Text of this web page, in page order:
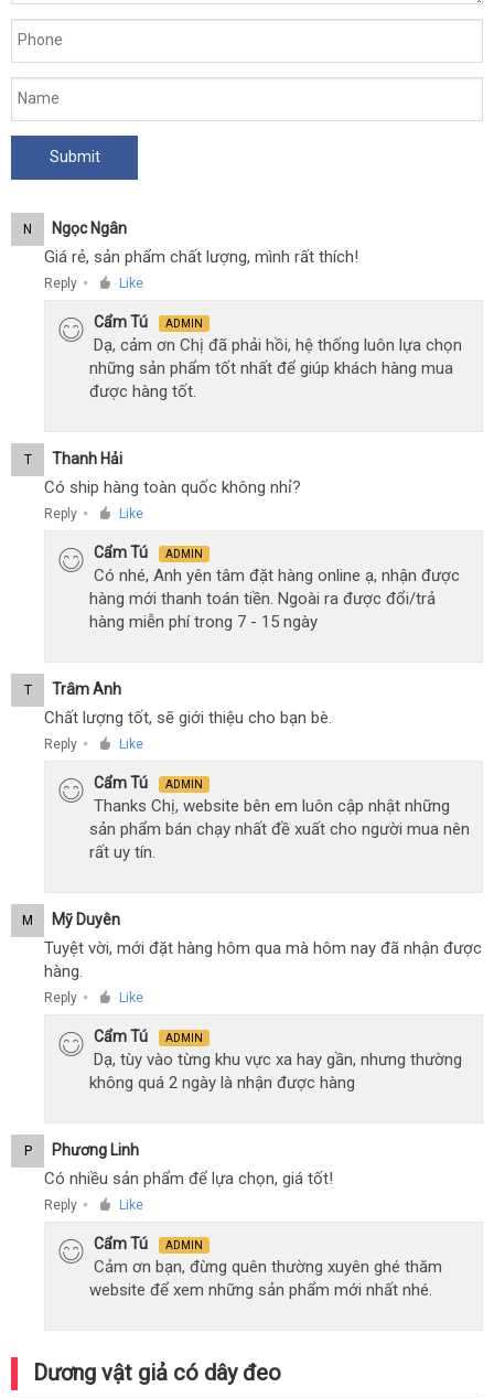
N Ngọc Ngân
Giá rẻ, sản phẩm chất lượng, mình rất thích!
Reply ● Like
Cẩm Tú ADMIN
Dạ, cảm ơn Chị đã phải hồi, hệ thống luôn lựa chọn
những sản phẩm tốt nhất để giúp khách hàng mua
được hàng tốt.
T Thanh Hải
Có ship hàng toàn quốc không nhỉ?
Reply ● Like
Cẩm Tú ADMIN
Có nhé, Anh yên tâm đặt hàng online ạ, nhận được
hàng mới thanh toán tiền. Ngoài ra được đổi/trả
hàng miễn phí trong 7 - 15 ngày
T Trâm Anh
Chất lượng tốt, sẽ giới thiệu cho bạn bè.
Reply ● Like
Cẩm Tú ADMIN
Thanks Chị, website bên em luôn cập nhật những
sản phẩm bán chạy nhất đề xuất cho người mua nên
rất uy tín.
M Mỹ Duyên
Tuyệt vời, mới đặt hàng hôm qua mà hôm nay đã nhận được
hàng.
Reply ● Like
Cẩm Tú ADMIN
Dạ, tùy vào từng khu vực xa hay gần, nhưng thường
không quá 2 ngày là nhận được hàng
P Phương Linh
Có nhiều sản phẩm để lựa chọn, giá tốt!
Reply ● Like
Cẩm Tú ADMIN
Cảm ơn bạn, đừng quên thường xuyên ghé thăm
website để xem những sản phẩm mới nhất nhé.
Dương vật giả có dây đeo